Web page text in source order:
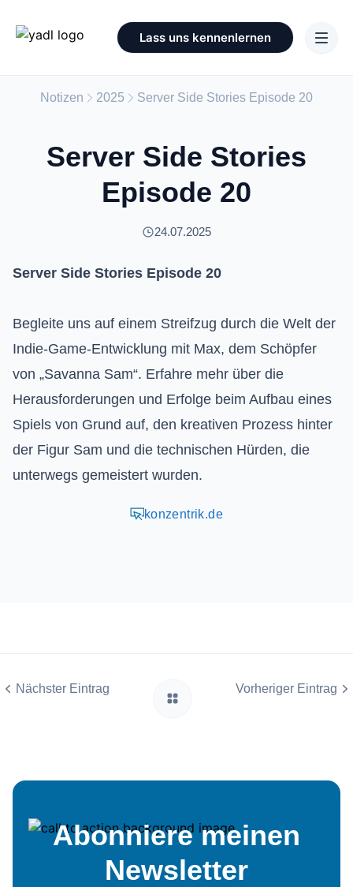
Lass uns kennenlernen
Notizen 2025 Server Side Stories Episode 20
Server Side Stories
Episode 20
24.07.2025
Server Side Stories Episode 20
Begleite uns auf einem Streifzug durch die Welt der
Indie-Game-Entwicklung mit Max, dem Schöpfer
von „Savanna Sam“. Erfahre mehr über die
Herausforderungen und Erfolge beim Aufbau eines
Spiels von Grund auf, den kreativen Prozess hinter
der Figur Sam und die technischen Hürden, die
unterwegs gemeistert wurden.
konzentrik.de
Nächster Eintrag Vorheriger Eintrag
Abonniere meinen
Newsletter